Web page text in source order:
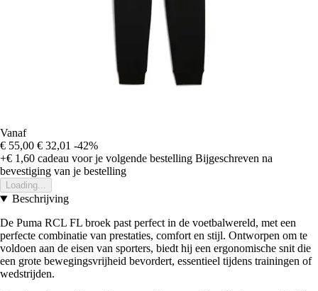
Vanaf
€ 55,00 € 32,01 -42%
+€ 1,60 cadeau voor je volgende bestelling Bijgeschreven na
bevestiging van je bestelling
Loading...
Beschrijving
De Puma RCL FL broek past perfect in de voetbalwereld, met een
perfecte combinatie van prestaties, comfort en stijl. Ontworpen om te
voldoen aan de eisen van sporters, biedt hij een ergonomische snit die
een grote bewegingsvrijheid bevordert, essentieel tijdens trainingen of
wedstrijden.